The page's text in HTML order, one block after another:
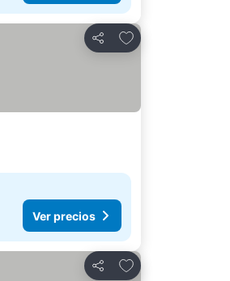
Compartir
Agregar a favoritos
Ver precios
Compartir
Agregar a favoritos